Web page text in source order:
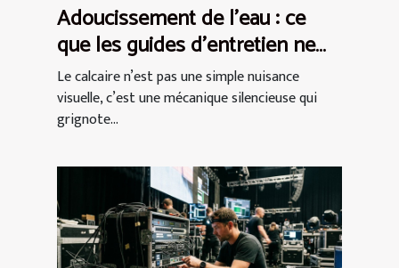
Adoucissement de l’eau : ce
que les guides d’entretien ne
disent jamais
Le calcaire n’est pas une simple nuisance
visuelle, c’est une mécanique silencieuse qui
grignote...